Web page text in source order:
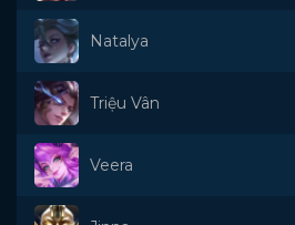
Natalya
Triệu Vân
Veera